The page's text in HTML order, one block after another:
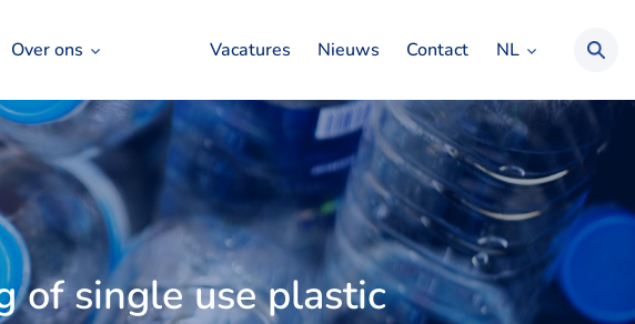
Over ons Vacatures Nieuws Contact NL
of single use plastic